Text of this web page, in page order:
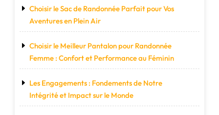
Choisir le Sac de Randonnée Parfait pour Vos
Aventures en Plein Air
Choisir le Meilleur Pantalon pour Randonnée
Femme : Confort et Performance au Féminin
Les Engagements : Fondements de Notre
Intégrité et Impact sur le Monde